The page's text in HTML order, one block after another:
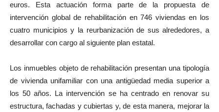
euros. Esta actuación forma parte de la propuesta de
intervención global de rehabilitación en 746 viviendas en los
cuatro municipios y la reurbanización de sus alrededores, a
desarrollar con cargo al siguiente plan estatal.
Los inmuebles objeto de rehabilitación presentan una tipología
de vivienda unifamiliar con una antigüedad media superior a
los 50 años. La intervención se ha centrado en renovar su
estructura, fachadas y cubiertas y, de esta manera, mejorar la